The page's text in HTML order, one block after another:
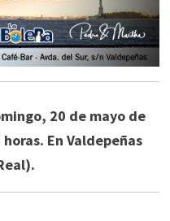
20 de mayo de
En Valdepeñas